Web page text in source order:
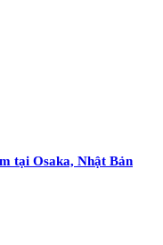
tại Osaka, Nhật Bản